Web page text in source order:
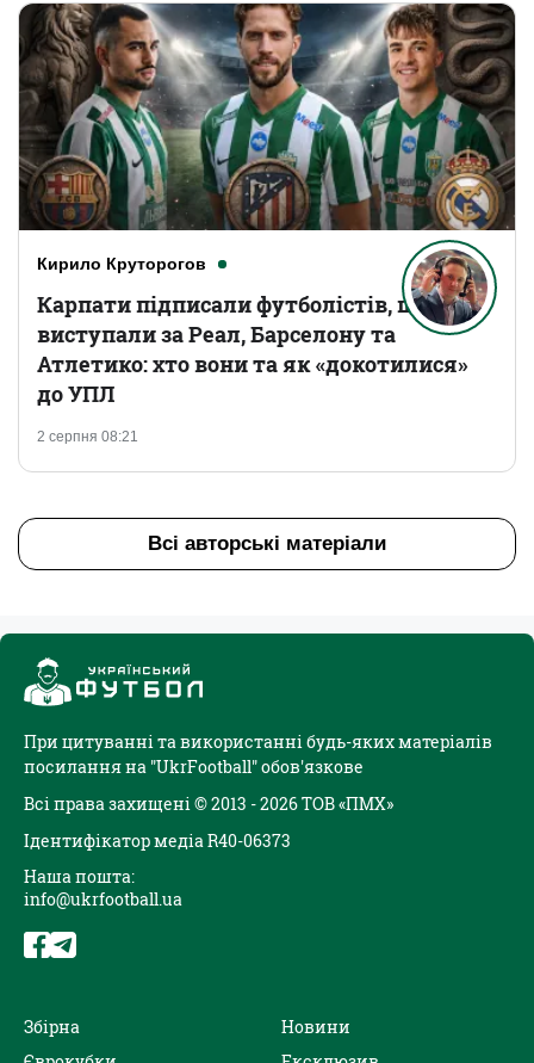
Кирило Круторогов
2 серпня 08:21
Карпати підписали футболістів, що
виступали за Реал, Барселону та
Атлетико: хто вони та як «докотилися»
до УПЛ
Всі авторські матеріали
При цитуванні та використанні будь-яких матеріалів
посилання на "UkrFootball" обов'язкове
Всі права захищені © 2013 - 2026 ТОВ «ПМХ»
Ідентифікатор медіа R40-06373
Наша пошта:
info@ukrfootball.ua
Збірна
Новини